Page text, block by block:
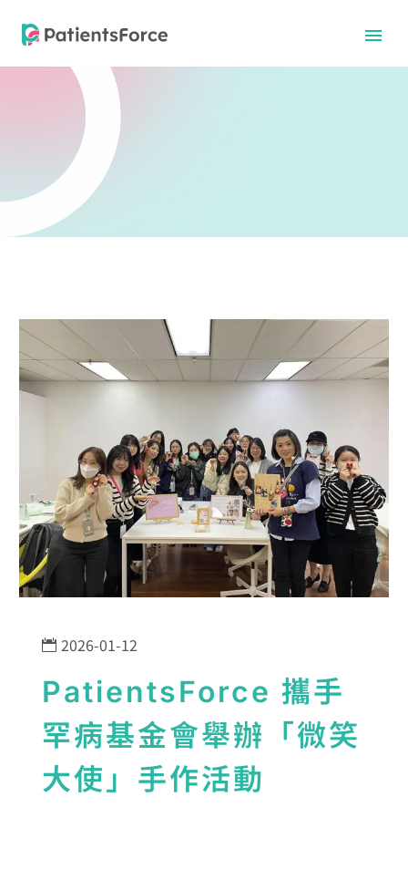
中文
中文
2026-01-12
PatientsForce 攜手
罕病基金會舉辦「微笑
大使」手作活動